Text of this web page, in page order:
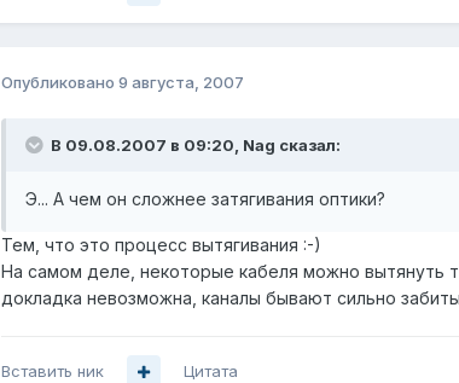
Опубликовано 9 августа, 2007
В 09.08.2007 в 09:20, Nag сказал:
Э... А чем он сложнее затягивания оптики?
Тем, что это процесс вытягивания :-)
На самом деле, некоторые кабеля можно вытянуть
докладка невозможна, каналы бывают сильно
Вставить ник Цитата